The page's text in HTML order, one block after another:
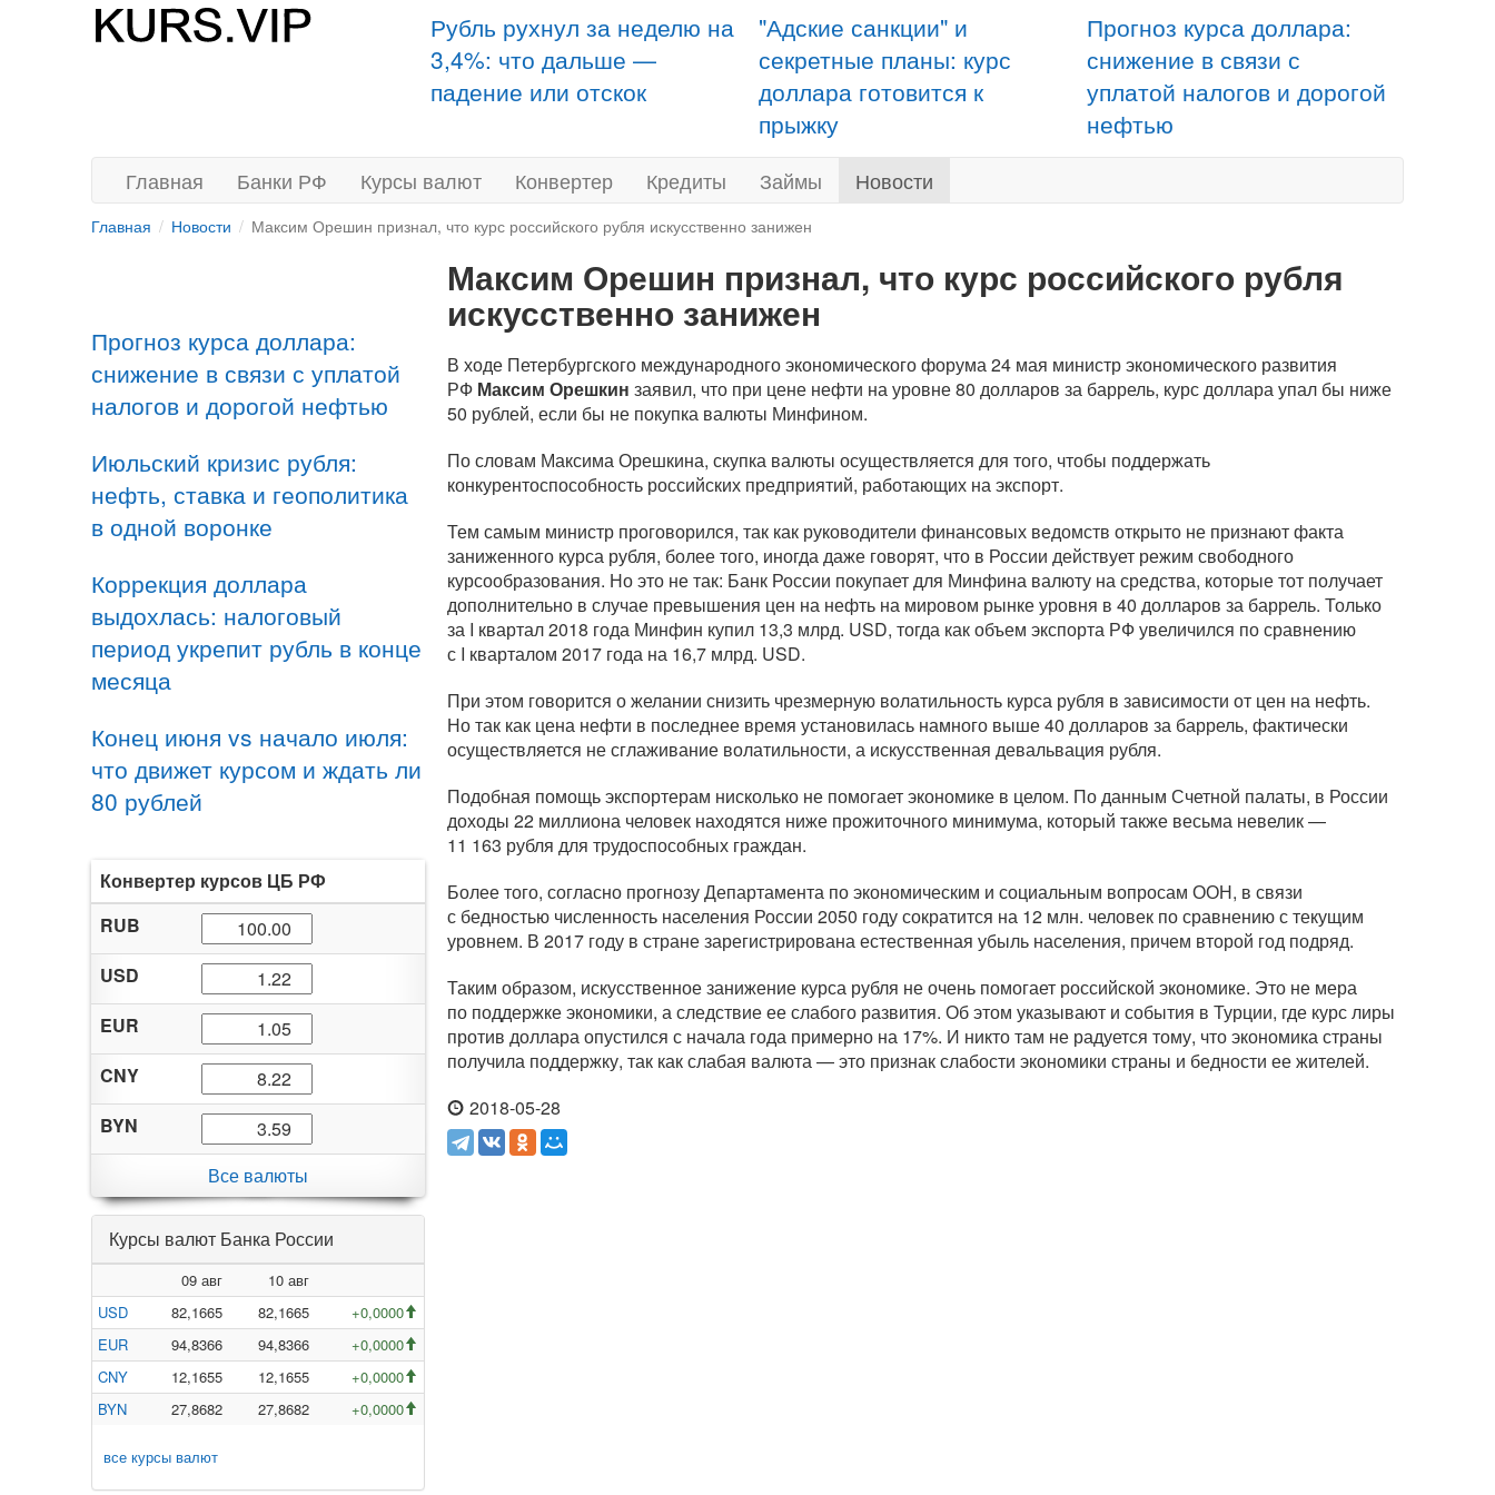
Рубль рухнул за неделю на
3,4%: что дальше —
падение или отскок
"Адские санкции" и
секретные планы: курс
доллара готовится к
прыжку
Прогноз курса доллара:
снижение в связи с
уплатой налогов и дорогой
нефтью
Главная Банки РФ Курсы валют Конвертер Кредиты Займы Новости
Главная Новости Максим Орешин признал, что курс российского рубля искусственно занижен
Прогноз курса доллара:
снижение в связи с уплатой
налогов и дорогой нефтью
Июльский кризис рубля:
нефть, ставка и геополитика
в одной воронке
Коррекция доллара
выдохлась: налоговый
период укрепит рубль в конце
месяца
Конец июня vs начало июля:
что движет курсом и ждать ли
80 рублей
Конвертер курсов ЦБ РФ
RUB
USD
EUR
CNY
BYN
Все валюты
Курсы валют Банка России
09 авг
10 авг
USD
82,1665 82,1665
+0,0000
EUR
94,8366 94,8366
+0,0000
CNY
12,1655 12,1655
+0,0000
BYN
27,8682 27,8682 +0,0000
все курсы валют
Максим Орешин признал, что курс российского рубля
искусственно занижен
В ходе Петербургского международного экономического форума 24 мая министр экономического развития
РФ Максим Орешкин заявил, что при цене нефти на уровне 80 долларов за баррель, курс доллара упал бы ниже
50 рублей, если бы не покупка валюты Минфином.
По словам Максима Орешкина, скупка валюты осуществляется для того, чтобы поддержать
конкурентоспособность российских предприятий, работающих на экспорт.
Тем самым министр проговорился, так как руководители финансовых ведомств открыто не признают факта
заниженного курса рубля, более того, иногда даже говорят, что в России действует режим свободного
курсообразования. Но это не так: Банк России покупает для Минфина валюту на средства, которые тот получает
дополнительно в случае превышения цен на нефть на мировом рынке уровня в 40 долларов за баррель. Только
за I квартал 2018 года Минфин купил 13,3 млрд. USD, тогда как объем экспорта РФ увеличился по сравнению
с I кварталом 2017 года на 16,7 млрд. USD.
При этом говорится о желании снизить чрезмерную волатильность курса рубля в зависимости от цен на нефть.
Но так как цена нефти в последнее время установилась намного выше 40 долларов за баррель, фактически
осуществляется не сглаживание волатильности, а искусственная девальвация рубля.
Подобная помощь экспортерам нисколько не помогает экономике в целом. По данным Счетной палаты, в России
доходы 22 миллиона человек находятся ниже прожиточного минимума, который также весьма невелик —
11 163 рубля для трудоспособных граждан.
Более того, согласно прогнозу Департамента по экономическим и социальным вопросам ООН, в связи
с бедностью численность населения России 2050 году сократится на 12 млн. человек по сравнению с текущим
уровнем. В 2017 году в стране зарегистрирована естественная убыль населения, причем второй год подряд.
Таким образом, искусственное занижение курса рубля не очень помогает российской экономике. Это не мера
по поддержке экономики, а следствие ее слабого развития. Об этом указывают и события в Турции, где курс лиры
против доллара опустился с начала года примерно на 17%. И никто там не радуется тому, что экономика страны
получила поддержку, так как слабая валюта — это признак слабости экономики страны и бедности ее жителей.
2018-05-28